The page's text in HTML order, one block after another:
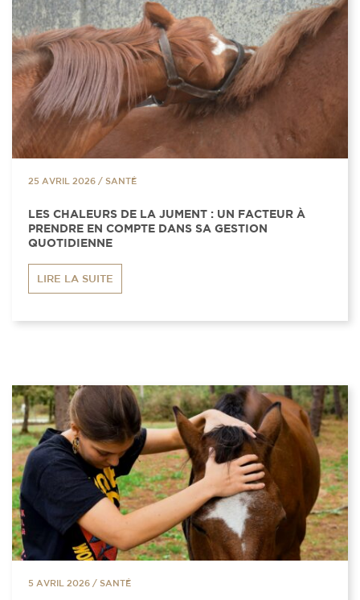
25 AVRIL 2026 / SANTÉ
LES CHALEURS DE LA JUMENT : UN FACTEUR À
PRENDRE EN COMPTE DANS SA GESTION
QUOTIDIENNE
LIRE LA SUITE
5 AVRIL 2026 / SANTÉ